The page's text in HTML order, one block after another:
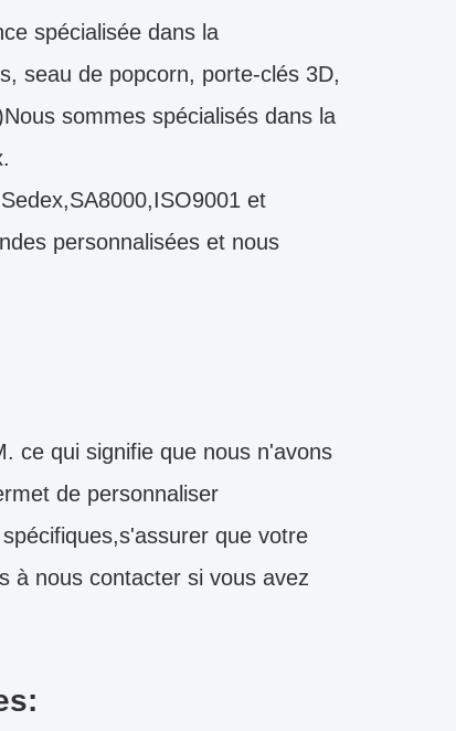
spécialisée dans la
seau de popcorn, porte-clés 3D,
sommes spécialisés dans la
et
personnalisées et nous
ce qui signifie que nous n'avons
de personnaliser
que votre
à nous contacter si vous avez